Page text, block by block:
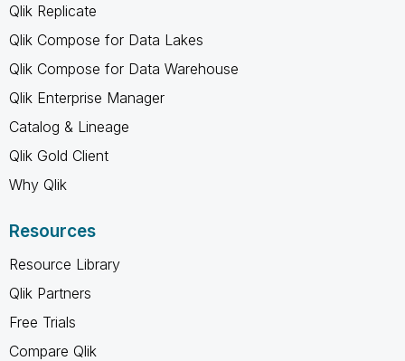
Qlik Replicate
Qlik Compose for Data Lakes
Qlik Compose for Data Warehouse
Qlik Enterprise Manager
Catalog & Lineage
Qlik Gold Client
Why Qlik
Resources
Resource Library
Qlik Partners
Free Trials
Compare Qlik